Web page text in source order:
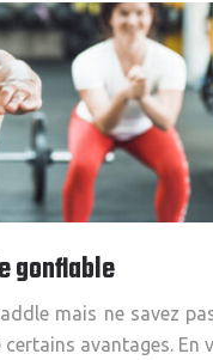
gonflable
mais ne savez
avantages.